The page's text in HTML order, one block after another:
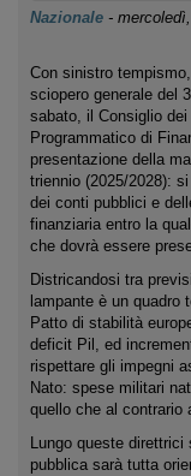
Nazionale -
Con sinistro
sciopero generale del
sabato, il Consiglio
Programmatico di
presentazione della
triennio (2025/2028):
dei conti pubblici e
finanziaria entro la
che dovrà essere
Districandosi tra
lampante è un
Patto di stabilità
deficit Pil, ed
rispettare gli impegni
Nato: spese militari
quello che al contrario
Lungo queste
pubblica sarà tutta